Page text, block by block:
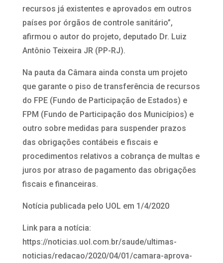
recursos já existentes e aprovados em outros
países por órgãos de controle sanitário”,
afirmou o autor do projeto, deputado Dr. Luiz
Antônio Teixeira JR (PP-RJ).
Na pauta da Câmara ainda consta um projeto
que garante o piso de transferência de recursos
do FPE (Fundo de Participação de Estados) e
FPM (Fundo de Participação dos Municípios) e
outro sobre medidas para suspender prazos
das obrigações contábeis e fiscais e
procedimentos relativos a cobrança de multas e
juros por atraso de pagamento das obrigações
fiscais e financeiras.
Notícia publicada pelo UOL em 1/4/2020
Link para a notícia:
https://noticias.uol.com.br/saude/ultimas-
noticias/redacao/2020/04/01/camara-aprova-